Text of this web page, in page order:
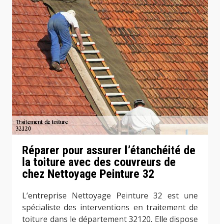
Réparer pour assurer l’étanchéité de
la toiture avec des couvreurs de
chez Nettoyage Peinture 32
L’entreprise Nettoyage Peinture 32 est une
spécialiste des interventions en traitement de
toiture dans le département 32120. Elle dispose